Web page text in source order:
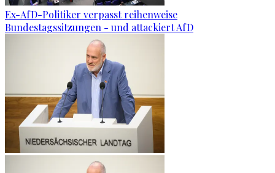
Ex-AfD-Politiker verpasst reihenweise
Bundestagssitzungen - und attackiert AfD